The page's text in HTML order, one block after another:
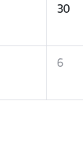
30
6